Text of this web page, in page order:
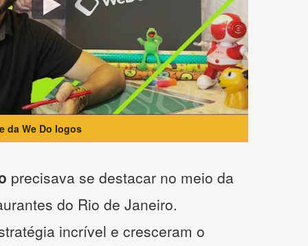
da We Do logos
precisava se destacar no meio da
do Rio de Janeiro.
incrível e cresceram o